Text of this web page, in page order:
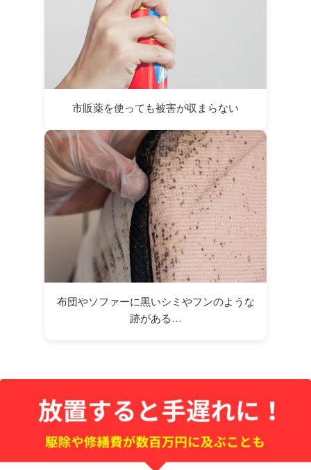
市販薬を使っても被害が収まらない
布団やソファーに黒いシミやフンのような
跡がある…